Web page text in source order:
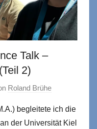
Talk –
2)
Roland Brühe
begleitete ich die
der Universität Kiel